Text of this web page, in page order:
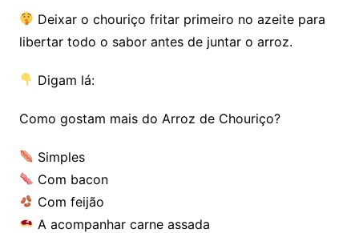
Deixar o chouriço fritar primeiro no azeite para
libertar todo o sabor antes de juntar o arroz.
Digam lá:
Como gostam mais do Arroz de Chouriço?
Simples
Com bacon
Com feijão
A acompanhar carne assada